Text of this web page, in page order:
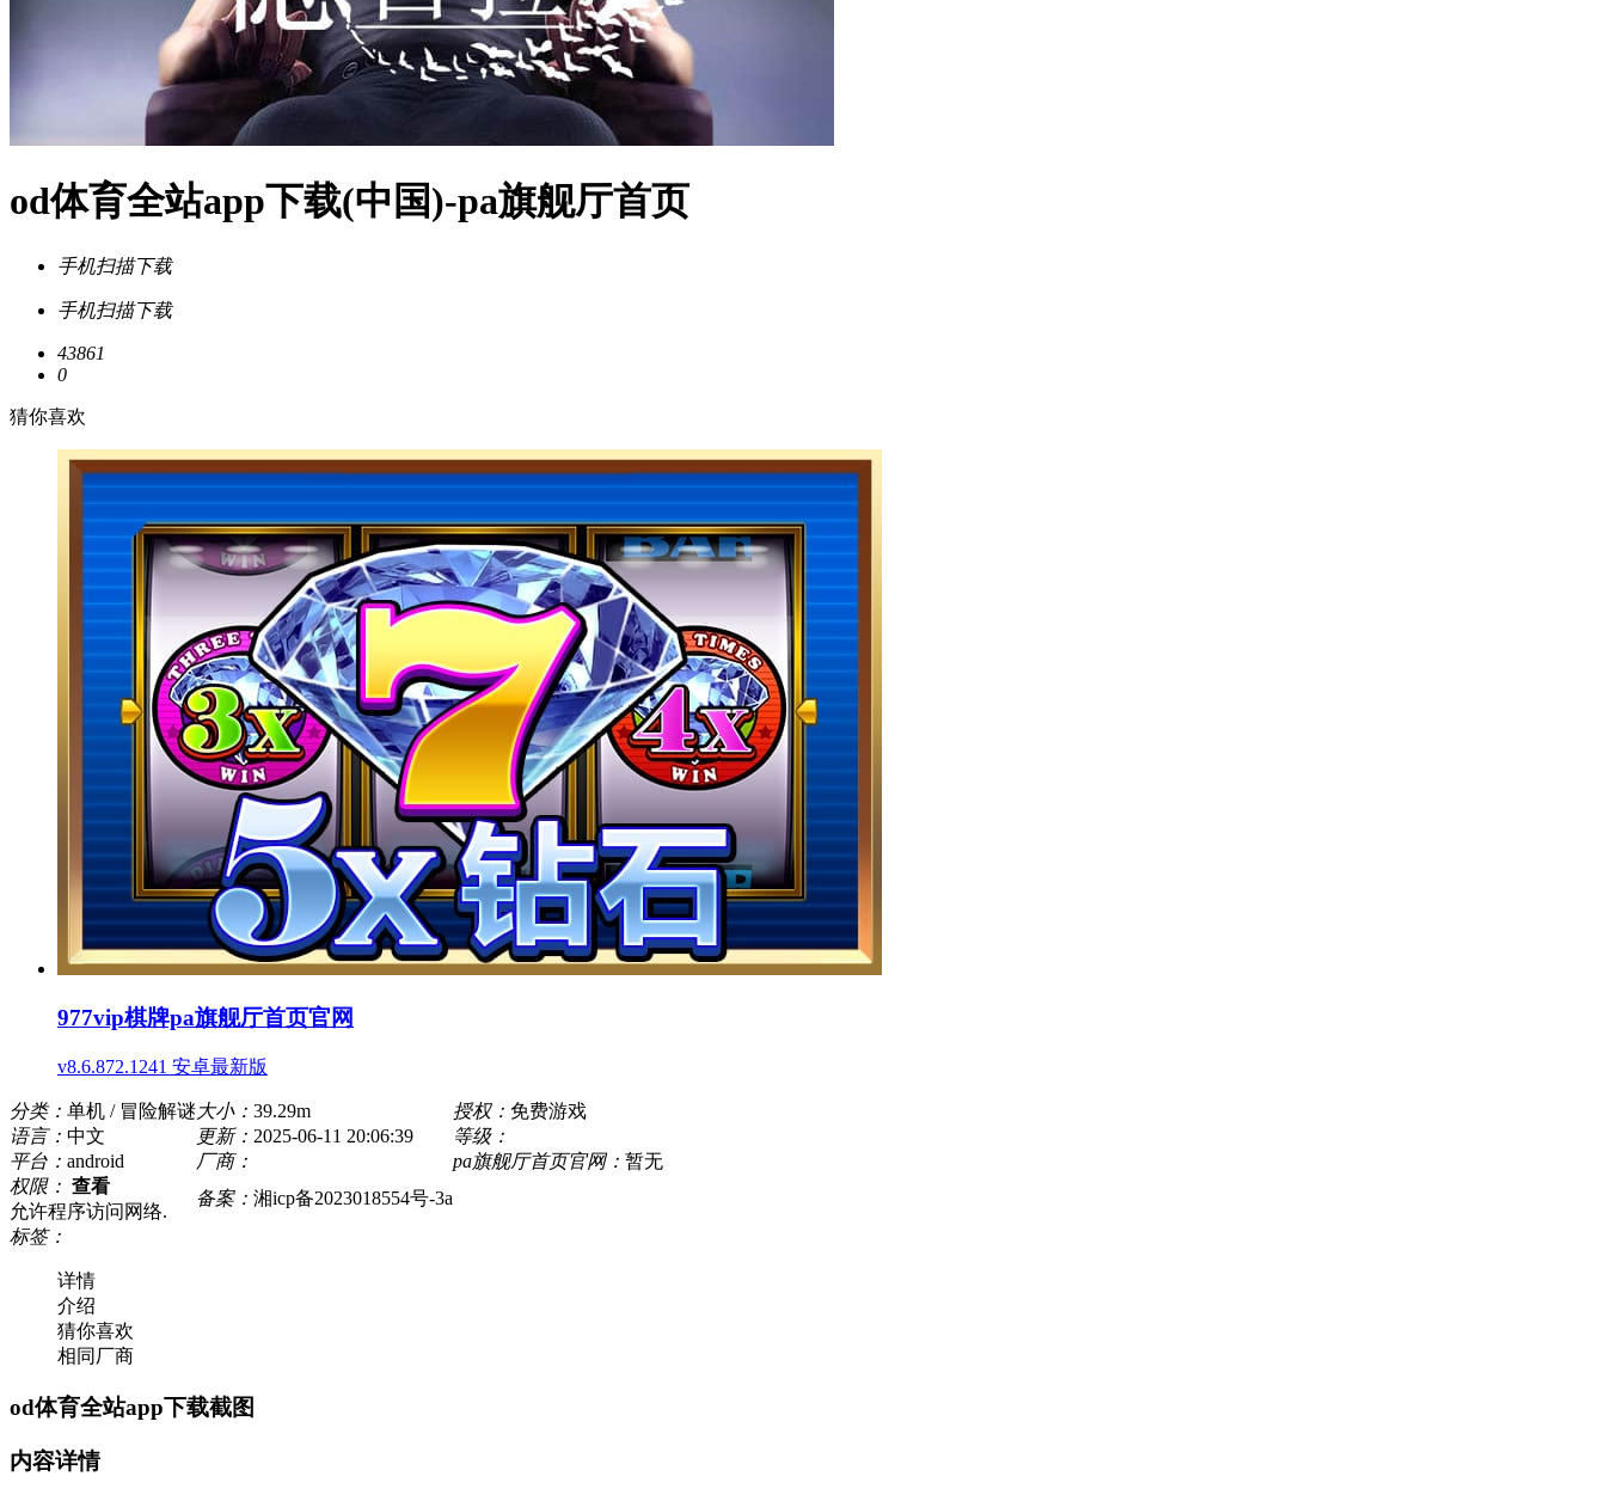
od体育全站app下载(中国)-pa旗舰厅首页
手机扫描下载
手机扫描下载
43861
0
猜你喜欢
977vip棋牌pa旗舰厅首页官网
v8.6.872.1241 安卓最新版
分类： 单机 / 冒险解谜大小： 39.29m 授权： 免费游戏
语言： 中文 更新： 2025-06-11 20:06:39
等级：
平台： android 厂商： pa旗舰厅首页官网： 暂无
权限： 查看
允许程序访问网络.
备案： 湘icp备2023018554号-3a
标签：
详情
介绍
猜你喜欢
相同厂商
od体育全站app下载截图
内容详情